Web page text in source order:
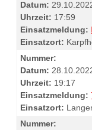
Datum:
Uhrzeit: 17:59
Einsatzmeldung:
Einsatzort:
Nummer:
Datum:
Uhrzeit: 19:17
Einsatzmeldung:
Einsatzort:
Nummer: